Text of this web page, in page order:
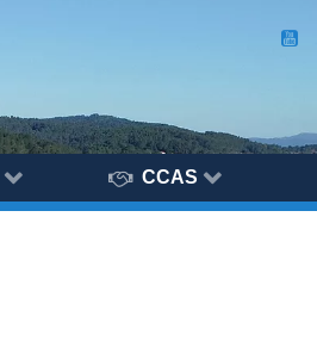
CCAS